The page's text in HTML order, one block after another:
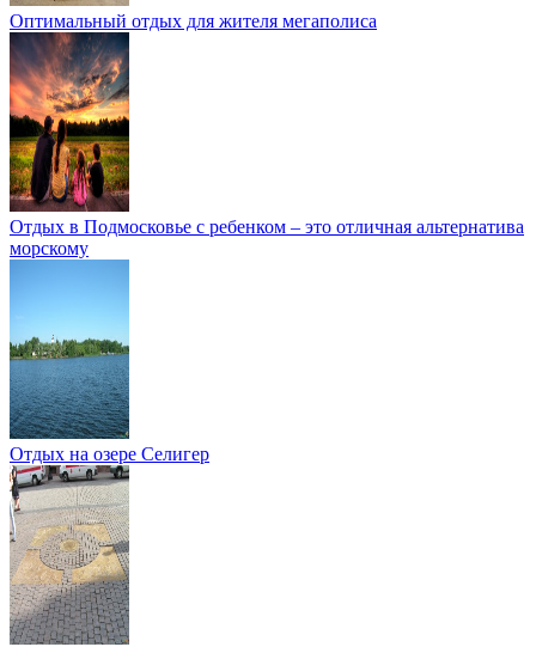
Оптимальный отдых для жителя мегаполиса
Отдых в Подмосковье с ребенком – это отличная альтернатива
морскому
Отдых на озере Селигер